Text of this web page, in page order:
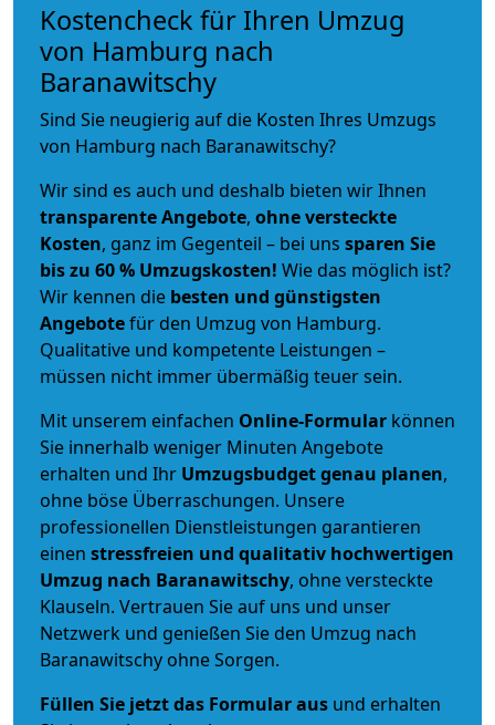
Kostencheck für Ihren Umzug
von Hamburg nach
Baranawitschy
Sind Sie neugierig auf die Kosten Ihres Umzugs
von Hamburg nach Baranawitschy?
Wir sind es auch und deshalb bieten wir Ihnen
transparente Angebote, ohne versteckte
Kosten, ganz im Gegenteil – bei uns sparen Sie
bis zu 60 % Umzugskosten! Wie das möglich ist?
Wir kennen die besten und günstigsten
Angebotefür den Umzug von Hamburg.
Qualitative und kompetente Leistungen –
müssen nicht immer übermäßig teuer sein.
Mit unserem einfachen Online-Formular können
Sie innerhalb weniger Minuten Angebote
erhalten und Ihr Umzugsbudgetgenau planen,
ohne böse Überraschungen. Unsere
professionellen Dienstleistungen garantieren
einen stressfreien und qualitativ hochwertigen
Umzug nach Baranawitschy, ohne versteckte
Klauseln. Vertrauen Sie auf uns und unser
Netzwerk und genießen Sie den Umzug nach
Baranawitschy ohne Sorgen.
Füllen Sie jetzt das Formular aus und erhalten